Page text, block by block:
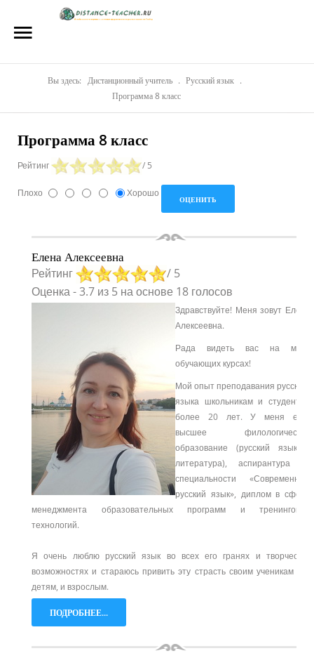
Репетиторы
Стоимость
Акции
Материалы
Контакты
Вы здесь: Дистанционный учитель . Русский язык .
Программа 8 класс
Программа 8 класс
Рейтинг / 5
Плохо Хорошо
Елена Алексеевна
Рейтинг
/ 5
Оценка-3.7 из 5 на основе 18 голосов
Здравствуйте! Меня зовут Елена
Алексеевна.
Рада видеть вас на моих
обучающих курсах!
Мой опыт преподавания русского
языка школьникам и студентам
более 20 лет. У меня есть
высшее филологическое
образование (русский язык и
литература), аспирантура по
специальности «Современный
русский язык», диплом в сфере
менеджмента образовательных программ и тренинговых
технологий.
Я очень люблю русский язык во всех его гранях и творческих
возможностях и стараюсь привить эту страсть своим ученикам – и
детям, и взрослым.
ПОДРОБНЕЕ...